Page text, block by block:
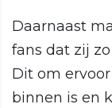
Daarnaast
fans dat zij
Dit om
binnen is en